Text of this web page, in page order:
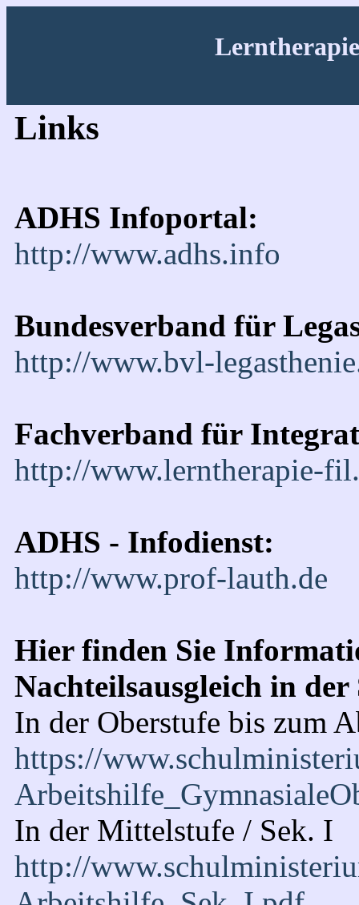
Links
ADHS Infoportal:
http://www.adhs.info
Bundesverband für
http://www.bvl-
Fachverband für
http://www.lerntherapie-
ADHS - Infodienst:
http://www.prof-lauth.de
Hier finden Sie
Nachteilsausgleich in der
In der Oberstufe bis zum
https://
In der Mittelstufe / Sek. I
http://